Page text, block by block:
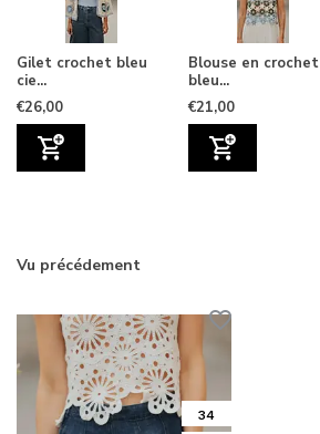
Gilet crochet bleu
cie...
€26,00
Blouse en crochet
bleu...
€21,00
Vu précédement
34